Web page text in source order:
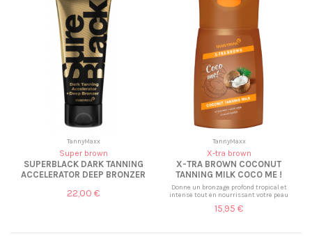
TannyMaxx
Super brown
SUPERBLACK DARK TANNING
ACCELERATOR DEEP BRONZER
22,00 €
TannyMaxx
X-tra brown
X-TRA BROWN COCONUT
TANNING MILK COCO ME !
Donne un bronzage profond tropical et
intense tout en nourrissant votre peau
15,95 €